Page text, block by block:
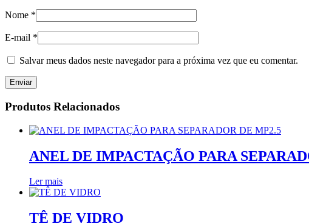
Nome *
E-mail *
Salvar meus dados neste navegador para a próxima vez que eu comentar.
Produtos Relacionados
ANEL DE IMPACTAÇÃO PARA
Ler mais
TÊ DE VIDRO